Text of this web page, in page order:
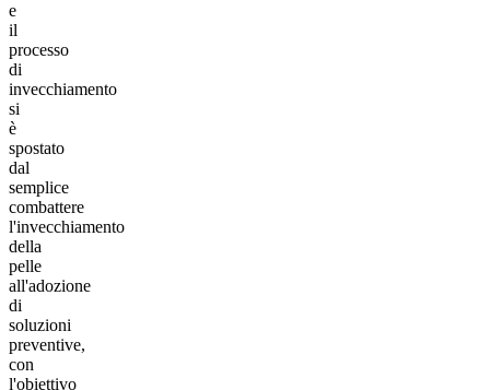
e
il
processo
di
invecchiamento
si
è
spostato
dal
semplice
combattere
l'invecchiamento
della
pelle
all'adozione
di
soluzioni
preventive,
con
l'obiettivo